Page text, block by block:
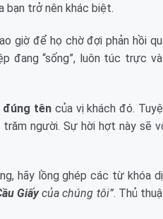
bạn trở nên khác biệt.
giờ để họ chờ đợi phản hồi
đang “sống”, luôn túc trực
đúng têncủa vị khách đó.
người. Sự hời hợt này sẽ
hãy lồng ghép các từ khóa
Giấycủa chúng tôi”. Thủ